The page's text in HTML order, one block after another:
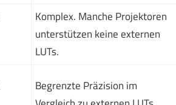
Komplex. Manche Projektoren
unterstützen keine externen
LUTs.
Begrenzte Präzision im